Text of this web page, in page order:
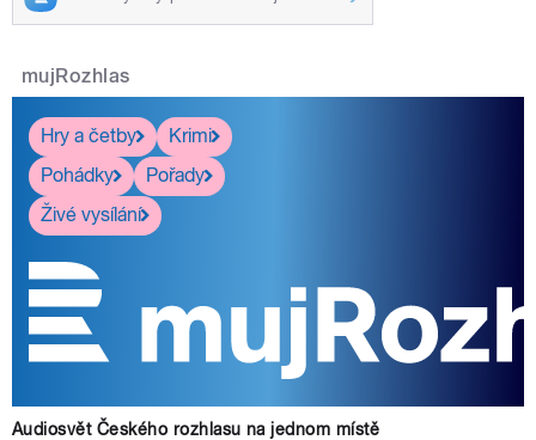
mujRozhlas
Hry a četby
Krimi
Pohádky
Pořady
Živé vysílání
Audiosvět Českého rozhlasu na jednom místě